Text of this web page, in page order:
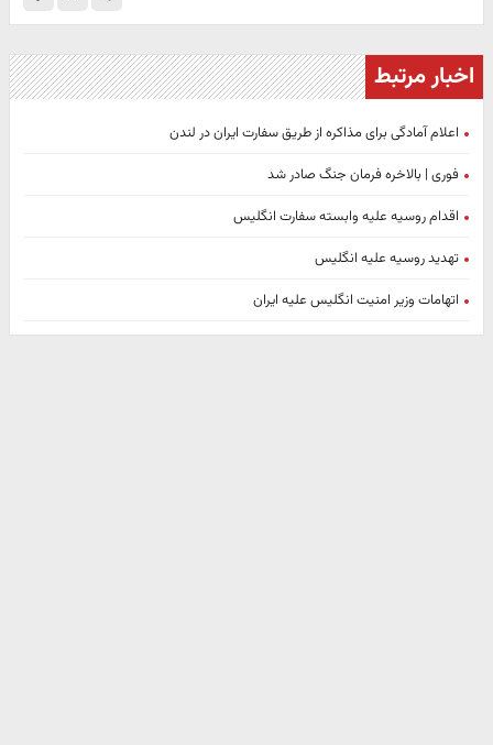
اخبار مرتبط
اعلام آمادگی برای مذاکره از طریق سفارت ایران در لندن
فوری | بالاخره فرمان جنگ صادر شد
اقدام روسیه علیه وابسته سفارت انگلیس
تهدید روسیه علیه انگلیس
اتهامات وزیر امنیت انگلیس علیه ایران